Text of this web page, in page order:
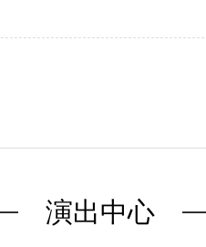
演出中心